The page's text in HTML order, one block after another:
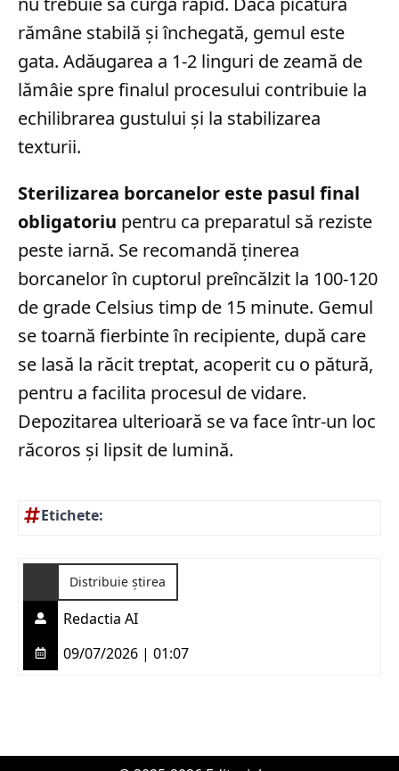
rămâne stabilă și închegată, gemul este
gata. Adăugarea a 1-2 linguri de zeamă de
lămâie spre finalul procesului contribuie la
echilibrarea gustului și la stabilizarea
texturii.
Sterilizarea borcanelor este pasul final
obligatoriu pentru ca preparatul să reziste
peste iarnă. Se recomandă ținerea
borcanelor în cuptorul preîncălzit la 100-120
de grade Celsius timp de 15 minute. Gemul
se toarnă fierbinte în recipiente, după care
se lasă la răcit treptat, acoperit cu o pătură,
pentru a facilita procesul de vidare.
Depozitarea ulterioară se va face într-un loc
răcoros și lipsit de lumină.
Etichete:
Distribuie știrea
Redactia AI
09/07/2026 | 01:07